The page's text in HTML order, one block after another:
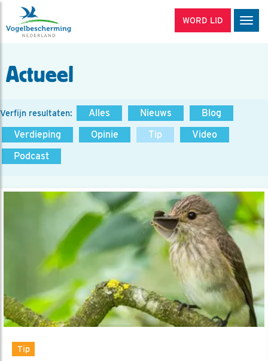
WORD LID
Actueel
Verfijn resultaten: Alles Nieuws
Blog
Verdieping
Opinie Tip
Video
Podcast
Tip